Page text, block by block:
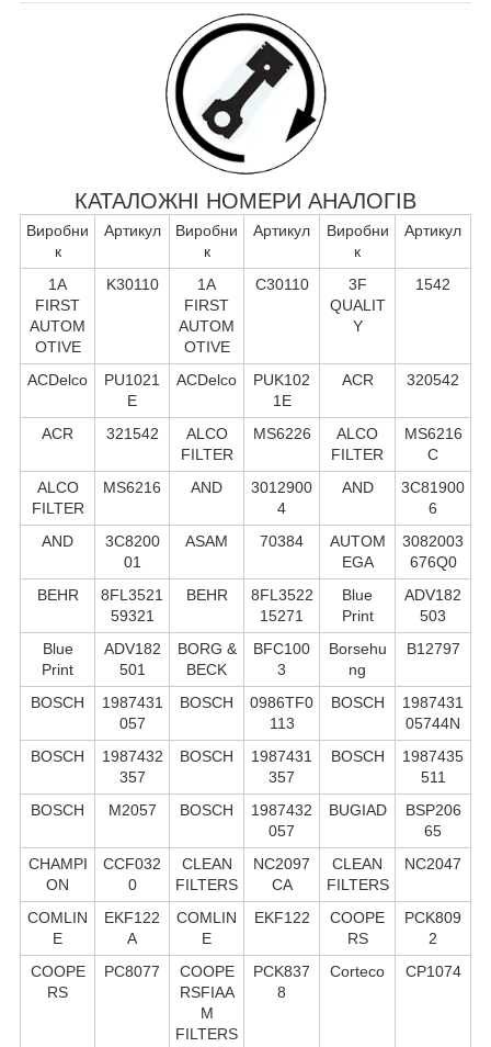
КАТАЛОЖНІ НОМЕРИ АНАЛОГІВ
Виробни
к
Артикул
Виробни
к
Артикул
Виробни
к
Артикул
1A
FIRST
AUTOM
OTIVE
K30110
1A
FIRST
AUTOM
OTIVE
C30110
3F
QUALIT
Y
1542
ACDelco
PU1021
E
ACDelco
PUK102
1E
ACR 320542
ACR 321542
ALCO
FILTER
MS6226
ALCO
FILTER
MS6216
C
ALCO
FILTER
MS6216 AND
3012900
4
AND
3C81900
6
AND
3C8200
01
ASAM 70384
AUTOM
EGA
3082003
676Q0
BEHR
8FL3521
59321
BEHR
8FL3522
15271
Blue
Print
ADV182
503
Blue
Print
ADV182
501
BORG &
BECK
BFC100
3
Borsehu
ng
B12797
BOSCH
1987431
057
BOSCH
0986TF0
113
BOSCH
1987431
05744N
BOSCH
1987432
357
BOSCH
1987431
357
BOSCH
1987435
511
BOSCH
M2057 BOSCH
1987432
057
BUGIAD
BSP206
65
CHAMPI
ON
CCF032
0
CLEAN
FILTERS
NC2097
CA
CLEAN
FILTERS
NC2047
COMLIN
E
EKF122
A
COMLIN
E
EKF122
COOPE
RS
PCK809
2
COOPE
RS
PC8077
COOPE
RSFIAA
M
FILTERS
PCK837
8
Corteco CP1074